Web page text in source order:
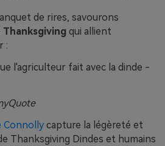
de rires, savourons
qui allient
:
l'agriculteur fait avec la dinde -
Connolly capture la légèreté et
Thanksgiving Dindes et humains